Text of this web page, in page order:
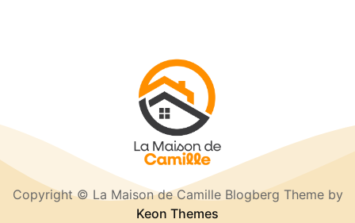
Copyright © La Maison de Camille Blogberg Theme by
Keon Themes